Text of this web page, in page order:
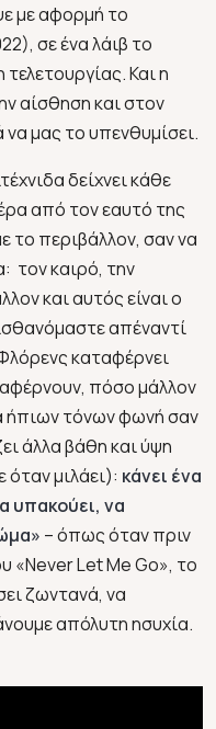
με αφορμή το
σε ένα λάιβ το
Και η
αίσθηση και στον
μας το υπενθυμίσει.
δείχνει κάθε
από τον εαυτό της
το περιβάλλον, σαν να
τον καιρό, την
και αυτός είναι ο
απέναντί
καταφέρνει
πόσο μάλλον
ήπιων τόνων φωνή σαν
άλλα βάθη και ύψη
όταν μιλάει): κάνει ένα
υπακούει, να
– όπως όταν πριν
«Never Let Me Go», το
ζωντανά, να
απόλυτη ησυχία.